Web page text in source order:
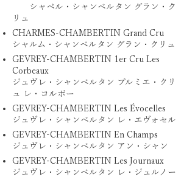
シャペル・シャンベルタン グラン・ク
リュ
CHARMES-CHAMBERTIN Grand Cru
シャルム・シャンベルタン グラン・クリュ
GEVREY-CHAMBERTIN 1er Cru Les
Corbeaux
ジュヴレ・シャンベルタン プルミエ・クリ
ュ レ・コルボー
GEVREY-CHAMBERTIN Les Évocelles
ジュヴレ・シャンベルタン レ・エヴォセル
GEVREY-CHAMBERTIN En Champs
ジュヴレ・シャンベルタン アン・シャン
GEVREY-CHAMBERTIN Les Journaux
ジュヴレ・シャンベルタン レ・ジュルノー